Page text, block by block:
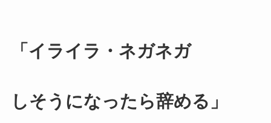
「イライラ・ネガネガ
しそうになったら辞める」